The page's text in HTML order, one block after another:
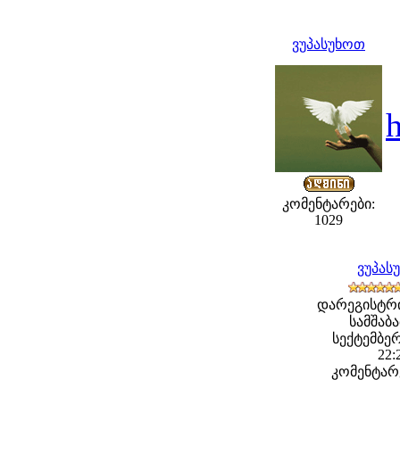
ვუპასუხოთ
კომენტარები:
1029